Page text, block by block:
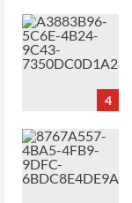
4